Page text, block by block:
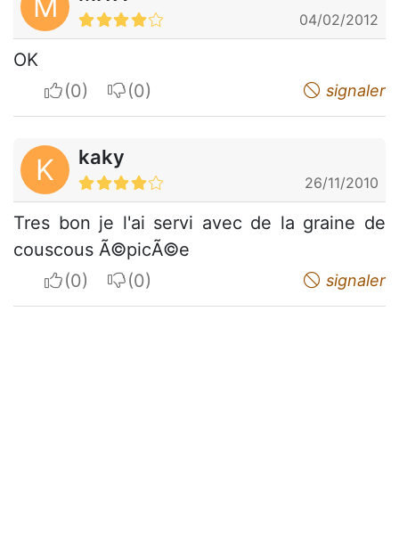
M 04/02/2012
OK
I apreciateI do not appreciate signaler
K kaky
26/11/2010
Tres bon je l'ai servi avec de la graine de
couscous Ã©picÃ©e
I apreciateI do not appreciate signaler